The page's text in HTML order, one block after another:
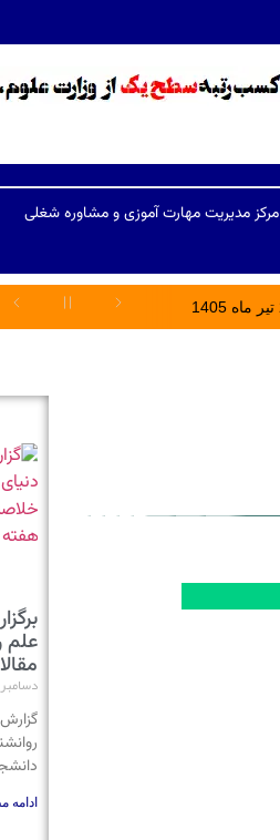
مرکز مدیریت مهارت آموزی و مشاوره شغلی
علم
دسامبر 24, 2025
ادامه